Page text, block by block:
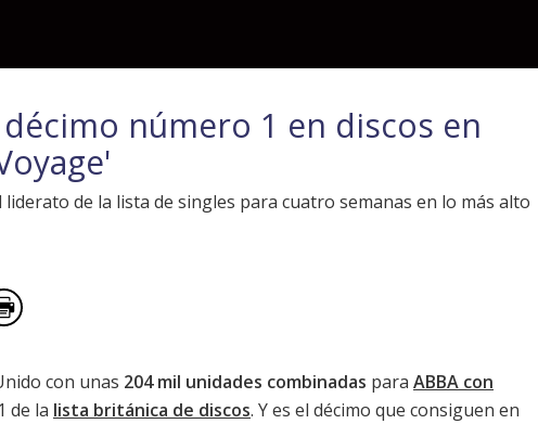
número 1 en discos en
de la lista de singles para cuatro semanas en lo más alto
con unas 204 mil unidades combinadas para ABBA con
de la lista británica de discos. Y es el décimo que consiguen en